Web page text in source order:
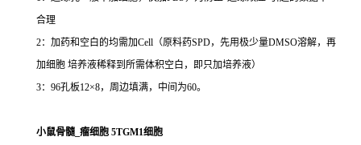
合理
2：加药和空白的均需加Cell（原料药SPD，先用极少量DMSO溶解，再
加细胞 培养液稀释到所需体积空白，即只加培养液）
3：96孔板12×8，周边填满，中间为60。
小鼠骨髓_瘤细胞 5TGM1细胞